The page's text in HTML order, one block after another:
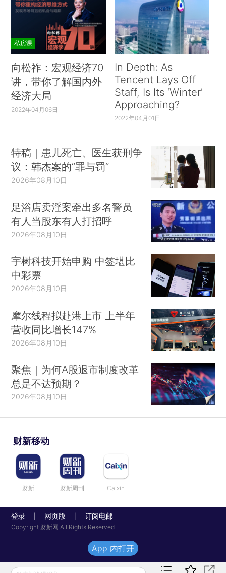
私房课
向松祚：宏观经济70
讲，带你了解国内外
经济大局
2022年04月06日
In Depth: As
Tencent Lays Off
Staff, Is Its ‘Winter’
Approaching?
2022年04月01日
特稿｜患儿死亡、医生获刑争
议：韩杰案的“罪与罚”
2026年08月10日
足浴店卖淫案牵出多名警员
有人当股东有人打招呼
2026年08月10日
宇树科技开始申购 中签堪比
中彩票
2026年08月10日
摩尔线程拟赴港上市 上半年
营收同比增长147%
2026年08月10日
聚焦｜为何A股退市制度改革
总是不达预期？
2026年08月10日
财新移动
财新 财新周刊 Caixin
登录 网页版 订阅电邮
Copyright 财新网 All Rights Reserved
App 内打开